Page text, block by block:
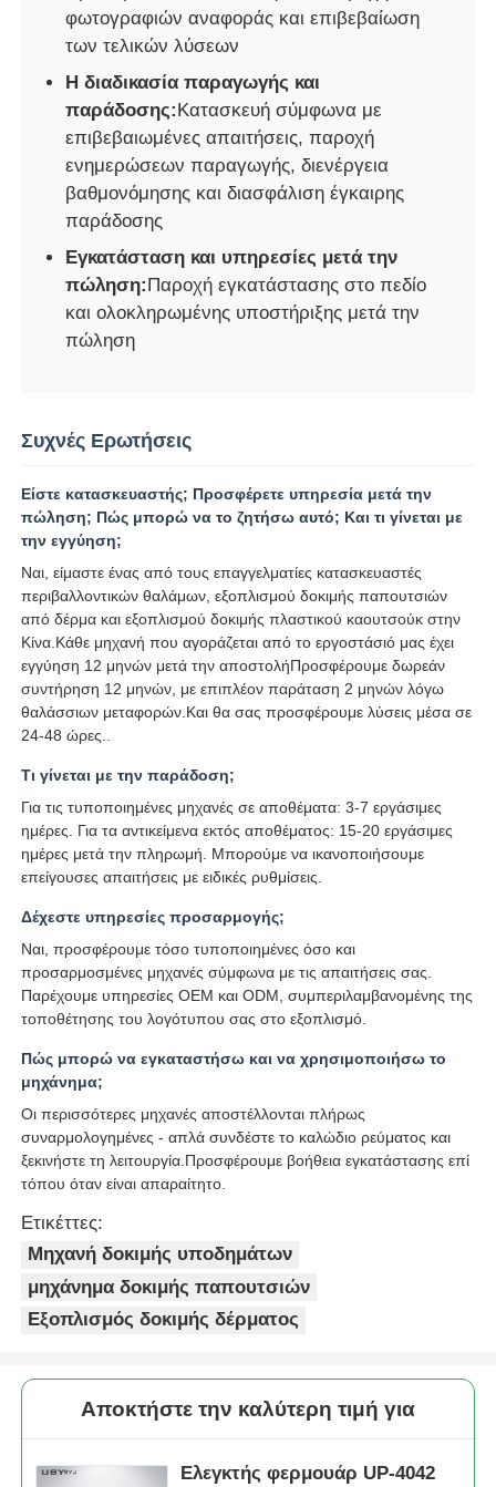
φωτογραφιών αναφοράς και επιβεβαίωση
των τελικών λύσεων
Η διαδικασία παραγωγής και
παράδοσης:Κατασκευή σύμφωνα με
επιβεβαιωμένες απαιτήσεις, παροχή
ενημερώσεων παραγωγής, διενέργεια
βαθμονόμησης και διασφάλιση έγκαιρης
παράδοσης
Εγκατάσταση και υπηρεσίες μετά την
πώληση:Παροχή εγκατάστασης στο πεδίο
και ολοκληρωμένης υποστήριξης μετά την
πώληση
Συχνές Ερωτήσεις
Είστε κατασκευαστής; Προσφέρετε υπηρεσία μετά την
πώληση; Πώς μπορώ να το ζητήσω αυτό; Και τι γίνεται με
την εγγύηση;
Ναι, είμαστε ένας από τους επαγγελματίες κατασκευαστές
περιβαλλοντικών θαλάμων, εξοπλισμού δοκιμής παπουτσιών
από δέρμα και εξοπλισμού δοκιμής πλαστικού καουτσούκ στην
Κίνα.Κάθε μηχανή που αγοράζεται από το εργοστάσιό μας έχει
εγγύηση 12 μηνών μετά την αποστολήΠροσφέρουμε δωρεάν
συντήρηση 12 μηνών, με επιπλέον παράταση 2 μηνών λόγω
θαλάσσιων μεταφορών.Και θα σας προσφέρουμε λύσεις μέσα σε
24-48 ώρες..
Τι γίνεται με την παράδοση;
Για τις τυποποιημένες μηχανές σε αποθέματα: 3-7 εργάσιμες
ημέρες. Για τα αντικείμενα εκτός αποθέματος: 15-20 εργάσιμες
ημέρες μετά την πληρωμή. Μπορούμε να ικανοποιήσουμε
επείγουσες απαιτήσεις με ειδικές ρυθμίσεις.
Δέχεστε υπηρεσίες προσαρμογής;
Ναι, προσφέρουμε τόσο τυποποιημένες όσο και
προσαρμοσμένες μηχανές σύμφωνα με τις απαιτήσεις σας.
Παρέχουμε υπηρεσίες OEM και ODM, συμπεριλαμβανομένης της
τοποθέτησης του λογότυπου σας στο εξοπλισμό.
Πώς μπορώ να εγκαταστήσω και να χρησιμοποιήσω το
μηχάνημα;
Οι περισσότερες μηχανές αποστέλλονται πλήρως
συναρμολογημένες - απλά συνδέστε το καλώδιο ρεύματος και
ξεκινήστε τη λειτουργία.Προσφέρουμε βοήθεια εγκατάστασης επί
τόπου όταν είναι απαραίτητο.
Ετικέττες:
Μηχανή δοκιμής υποδημάτων
μηχάνημα δοκιμής παπουτσιών
Εξοπλισμός δοκιμής δέρματος
Αποκτήστε την καλύτερη τιμή για
Ελεγκτής φερμουάρ UP-4042